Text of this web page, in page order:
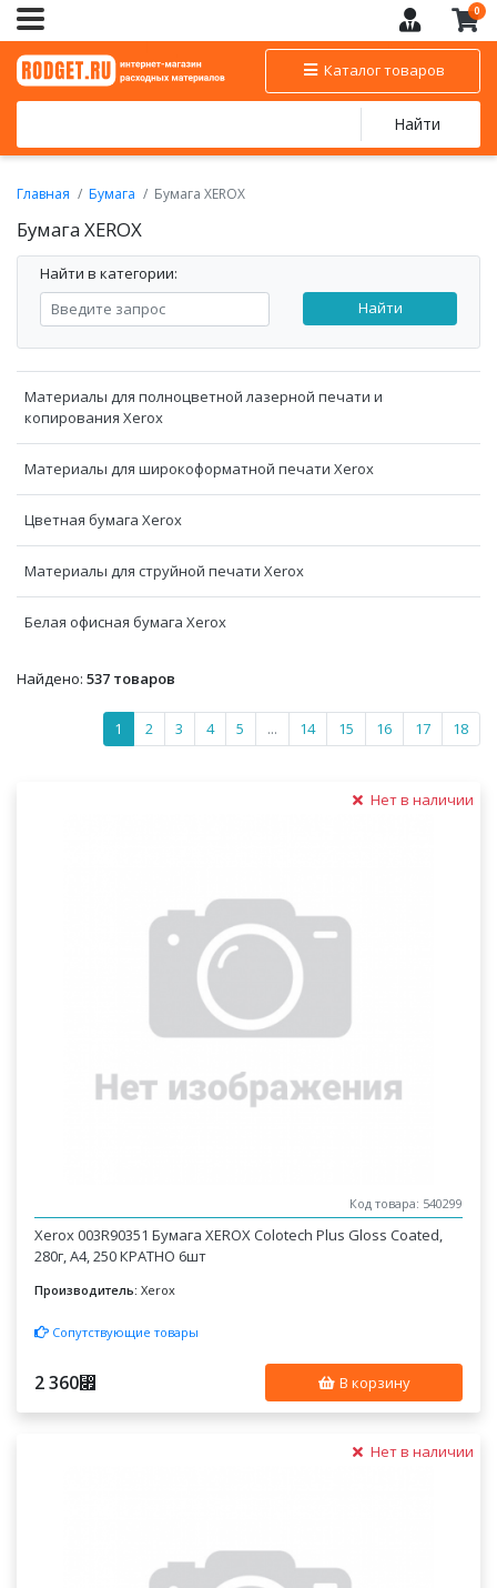
0
Каталог товаров
Найти
Главная Бумага Бумага XEROX
Бумага XEROX
Найти в категории:
Найти
Материалы для полноцветной лазерной печати и
копирования Xerox
Материалы для широкоформатной печати Xerox
Цветная бумага Xerox
Материалы для струйной печати Xerox
Белая офисная бумага Xerox
Найдено: 537 товаров
1 2 3 4 5 ... 14 15 16 17 18
Нет в наличии
Код товара: 540299
Xerox 003R90351 Бумага XEROX Colotech Plus Gloss Coated,
280г, A4, 250 КРАТНО 6шт
Производитель: Xerox
Сопутствующие товары
2 360⃏ В корзину
Нет в наличии